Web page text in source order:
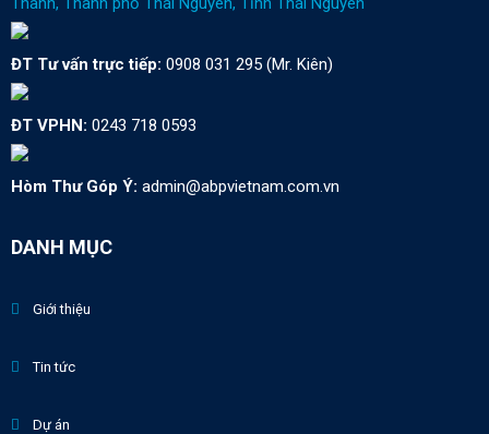
ĐT Tư vấn trực tiếp: 0908 031 295 (Mr. Kiên)
ĐT VPHN: 0243 718 0593
Hòm Thư Góp Ý: admin@abpvietnam.com.vn
DANH MỤC
Giới thiệu
Tin tức
Dự án